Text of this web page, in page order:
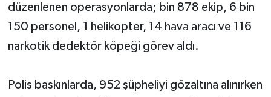
düzenlenen operasyonlarda; bin 878 ekip, 6 bin
150 personel, 1 helikopter, 14 hava aracı ve 116
narkotik dedektör köpeği görev aldı.
Polis baskınlarda, 952 şüpheliyi gözaltına alınırken